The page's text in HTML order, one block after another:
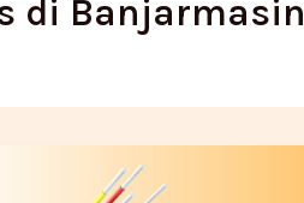
di Banjarmasin